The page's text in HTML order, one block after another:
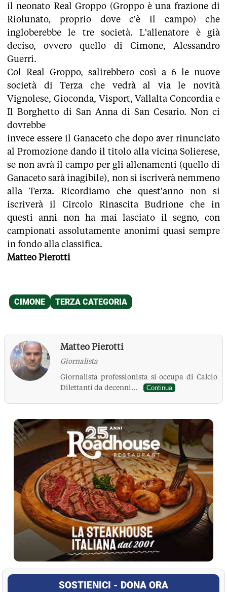
il neonato Real Groppo (Groppo è una frazione di
Riolunato, proprio dove c'è il campo) che
ingloberebbe le tre società. L'allenatore è già
deciso, ovvero quello di Cimone, Alessandro
Guerri.
Col Real Groppo, salirebbero così a 6 le nuove
società di Terza che vedrà al via le novità
Vignolese, Gioconda, Visport, Vallalta Concordia e
Il Borghetto di San Anna di San Cesario. Non ci
dovrebbe
invece essere il Ganaceto che dopo aver rinunciato
al Promozione dando il titolo alla vicina Solierese,
se non avrà il campo per gli allenamenti (quello di
Ganaceto sarà inagibile), non si iscriverà nemmeno
alla Terza. Ricordiamo che quest'anno non si
iscriverà il Circolo Rinascita Budrione che in
questi anni non ha mai lasciato il segno, con
campionati assolutamente anonimi quasi sempre
in fondo alla classifica.
Matteo Pierotti
Matteo Pierotti
Giornalista
Giornalista professionista si occupa di Calcio
Dilettanti da decenni...
Continua
La Pressa
SOSTIENICI - DONA ORA